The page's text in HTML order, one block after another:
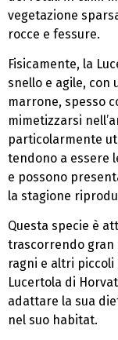
vegetazione
rocce e fessure.
Fisicamente, la
snello e agile, con
marrone, spesso
mimetizzarsi
particolarmente
tendono a essere
e possono
la stagione
Questa specie è
trascorrendo gran
ragni e altri
Lucertola di
adattare la sua
nel suo habitat.